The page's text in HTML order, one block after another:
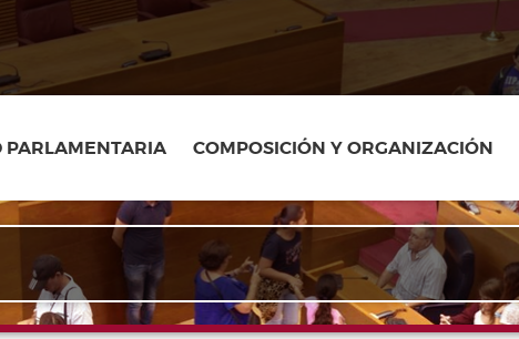
PARLAMENTARIA COMPOSICIÓN Y ORGANIZACIÓN